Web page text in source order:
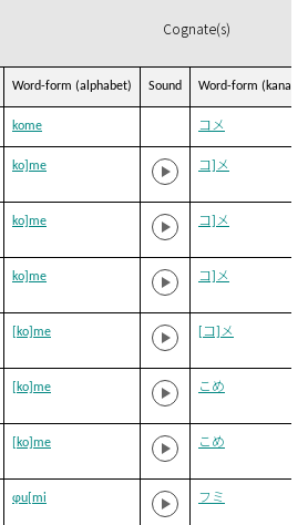
Cognate(s)
Word-form (alphabet) Sound Word-form (kana)
kome コメ
ko]me コ]メ
ko]me コ]メ
ko]me コ]メ
[ko]me [コ]メ
[ko]me こめ
[ko]me こめ
ɸu[mi フミ